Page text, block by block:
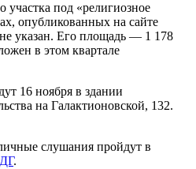
участка под «религиозное
опубликованных на сайте
указан. Его площадь — 1 178
в этом квартале
16 ноября в здании
на Галактионовской, 132.
слушания пройдут в
.